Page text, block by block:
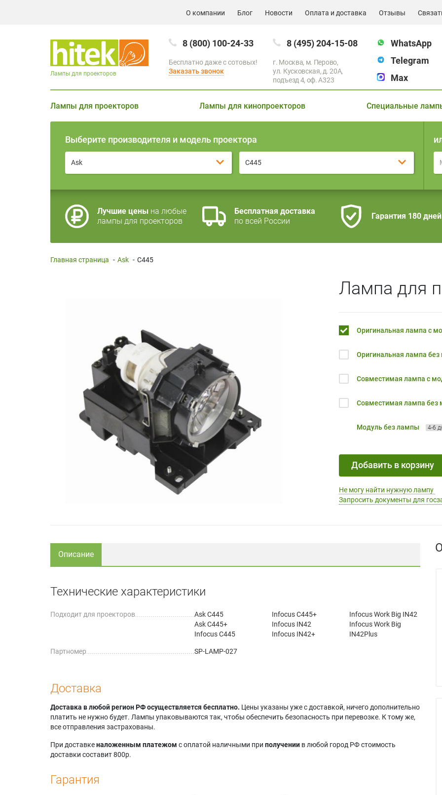
О компании Блог Новости Оплата и доставка Отзывы
8 (800) 100-24-33
Бесплатно даже с сотовых!
Заказать звонок
8 (495) 204-15-08
г. Москва, м. Перово,
ул. Кусковская, д. 20А,
подъезд 4, оф. A323
WhatsApp
Telegram
Max
Лампы для проекторов
Лампы для проекторов Лампы для кинопроекторов Специальные
Выберите производителя и модель проектора
Ask C445
Лучшие цены на любые
лампы для проекторов
Бесплатная доставка
по всей России
Гарантия 180 дней
Главная страница - Ask - C445
Лампа для
Оригинальная лампа с
Оригинальная лампа без
Совместимая лампа с
Совместимая лампа без
Модуль без лампы 4-6
Добавить в корзину
Не могу найти нужную лампу
Запросить документы для
Описание
Технические характеристики
Подходит для проекторов
Ask C445
Ask C445+
Infocus C445
Infocus C445+
Infocus IN42
Infocus IN42+
Infocus Work Big IN42
Infocus Work Big
IN42Plus
Партномер SP-LAMP-027
Доставка
Доставка в любой регион РФ осуществляется бесплатно. Цены указаны уже с доставкой, ничего дополнительно
платить не нужно будет. Лампы упаковываются так, чтобы обеспечить безопасность при перевозке. К тому же,
все отправления застрахованы.
При доставкеналоженным платежом с оплатой наличными при получении в любой город РФ стоимость
доставки составит 800р.
Гарантия